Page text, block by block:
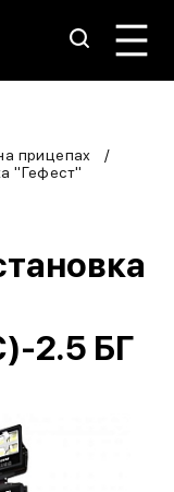
прицепах
"Гефест"
2.5 БГ